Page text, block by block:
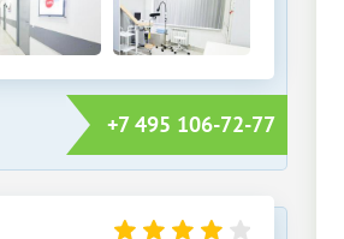
+7 495 106-72-77